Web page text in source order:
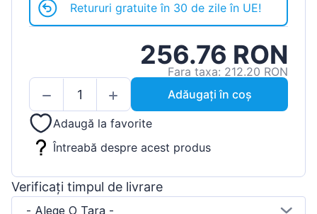
Retururi gratuite în 30 de zile în UE!
256.76 RON
Fara taxa: 212.20 RON
Adăugați în coș
Adaugă la favorite
Întreabă despre acest produs
Verificați timpul de livrare
- Alege O Tara -